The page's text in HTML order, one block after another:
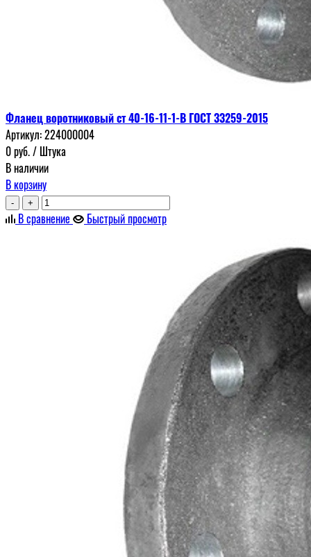
Фланец воротниковый ст 40-16-11-1-В ГОСТ 33259-2015
Артикул:224000004
0руб./ Штука
В наличии
В корзину
- +
В сравнение Быстрый просмотр